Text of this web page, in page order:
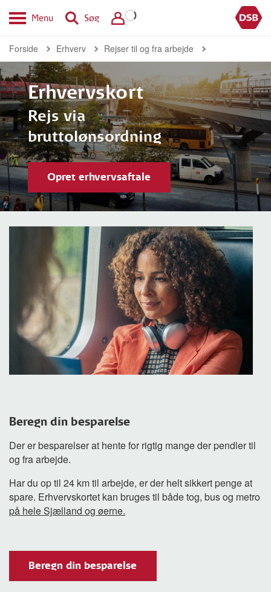
Menu Søg
Forside Erhverv Rejser til og fra arbejde
Erhvervskort
Rejs via
bruttolønsordning
Opret erhvervsaftale
Beregn din besparelse
Der er besparelser at hente for rigtig mange der pendler til
og fra arbejde.
Har du op til 24 km til arbejde, er der helt sikkert penge at
spare. Erhvervskortet kan bruges til både tog, bus og metro
på hele Sjælland og øerne.
Beregn din besparelse